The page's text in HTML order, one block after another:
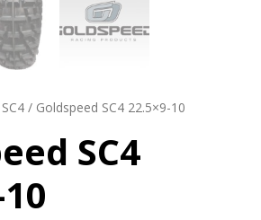
SC4 / Goldspeed SC4 22.5×9-10
SC4